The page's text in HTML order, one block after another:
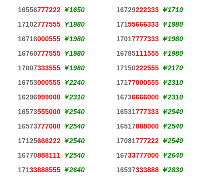
16556777222 ￥1650 16729222333 ￥1710
17102777555 ￥1980 17155666333 ￥1980
16718000555 ￥1980 17017777333 ￥1980
16760777555 ￥1980 16785111555 ￥1980
17007333555 ￥1980 17150222555 ￥2170
16753000555 ￥2240 17177000555 ￥2310
16296999000 ￥2310 16736666000 ￥2310
16573555000 ￥2540 16531777333 ￥2540
16573777000 ￥2540 16517888000 ￥2540
17125666222 ￥2540 17081777222 ￥2540
16770888111 ￥2540 16733777000 ￥2640
17133888555 ￥2640 16537333888 ￥2830